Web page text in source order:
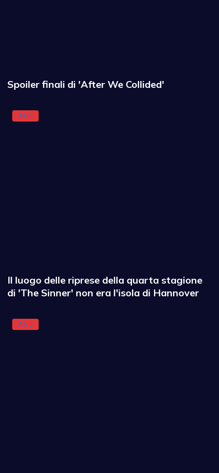
Spoiler finali di 'After We Collided'
Altro
Il luogo delle riprese della quarta stagione
di 'The Sinner' non era l'isola di Hannover
Altro